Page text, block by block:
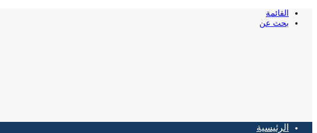
القائمة
بحث عن
الرئيسية